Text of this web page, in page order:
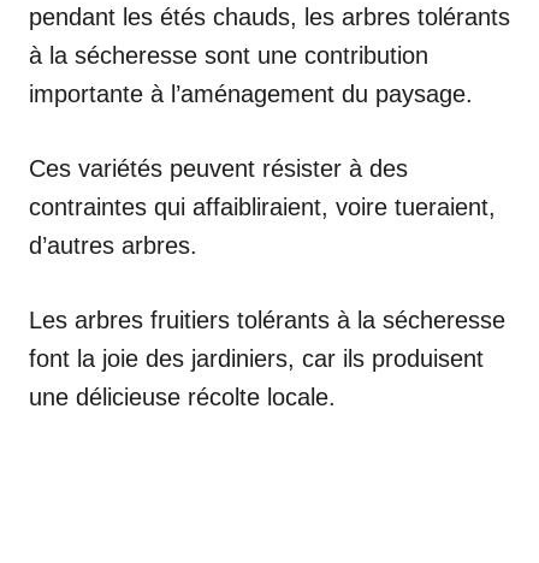
pendant les étés chauds, les arbres tolérants
à la sécheresse sont une contribution
importante à l’aménagement du paysage.
Ces variétés peuvent résister à des
contraintes qui affaibliraient, voire tueraient,
d’autres arbres.
Les arbres fruitiers tolérants à la sécheresse
font la joie des jardiniers, car ils produisent
une délicieuse récolte locale.